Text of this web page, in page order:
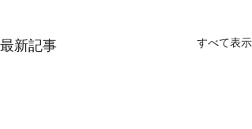
最新記事 すべて表示